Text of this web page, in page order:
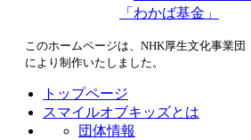
このホームページは、NHK厚生文化事業
により制作いたしました。
トップページ
スマイルオブキッズとは
団体情報